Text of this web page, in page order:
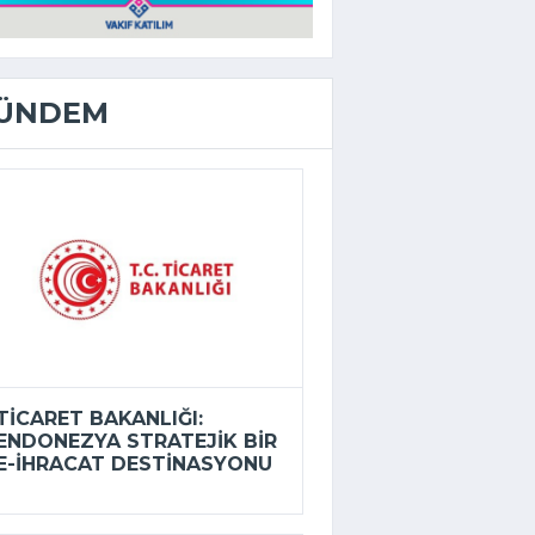
BAKANLIĞI:
STRATEJIK BIR
İHRACAT DESTINASYONU